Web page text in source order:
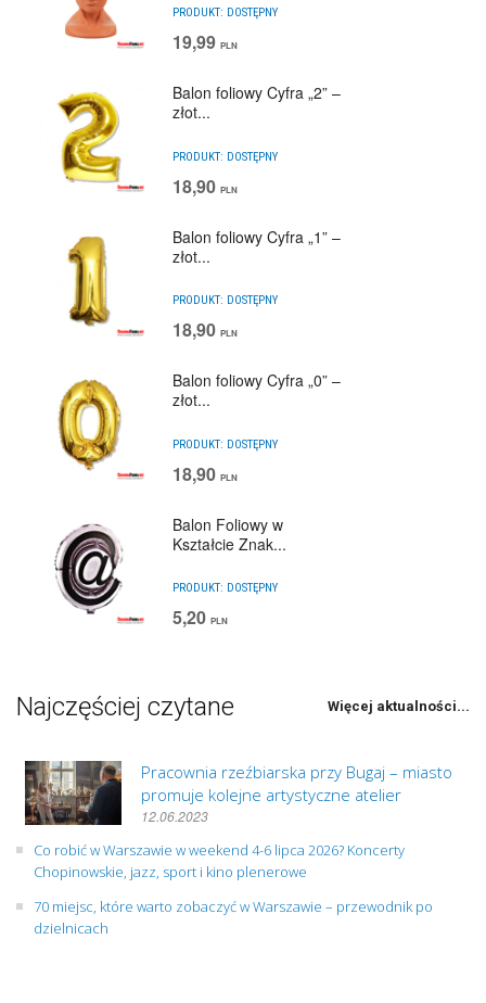
PRODUKT: DOSTĘPNY
19,99 PLN
Balon foliowy Cyfra „2” –
złot...
PRODUKT: DOSTĘPNY
18,90 PLN
Balon foliowy Cyfra „1” –
złot...
PRODUKT: DOSTĘPNY
18,90 PLN
Balon foliowy Cyfra „0” –
złot...
PRODUKT: DOSTĘPNY
18,90 PLN
Balon Foliowy w
Kształcie Znak...
PRODUKT: DOSTĘPNY
5,20 PLN
Najczęściej czytane Więcej aktualności...
Pracownia rzeźbiarska przy Bugaj – miasto
promuje kolejne artystyczne atelier
12.06.2023
Co robić w Warszawie w weekend 4-6 lipca 2026? Koncerty
Chopinowskie, jazz, sport i kino plenerowe
70 miejsc, które warto zobaczyć w Warszawie – przewodnik po
dzielnicach